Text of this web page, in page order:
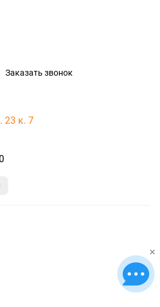
Заказать звонок
23 к. 7
×